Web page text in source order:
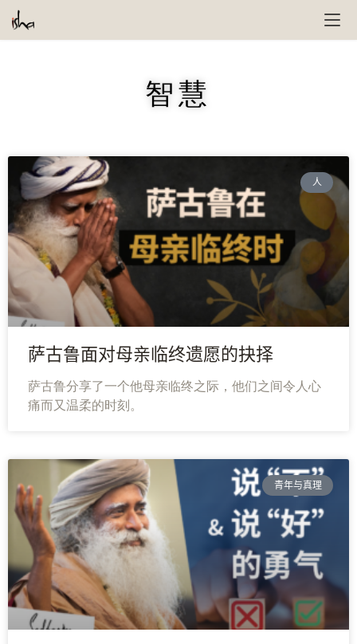
智慧
人
萨古鲁面对母亲临终遗愿的抉择
萨古鲁分享了一个他母亲临终之际，他们之间令人心
痛而又温柔的时刻。
青年与真理